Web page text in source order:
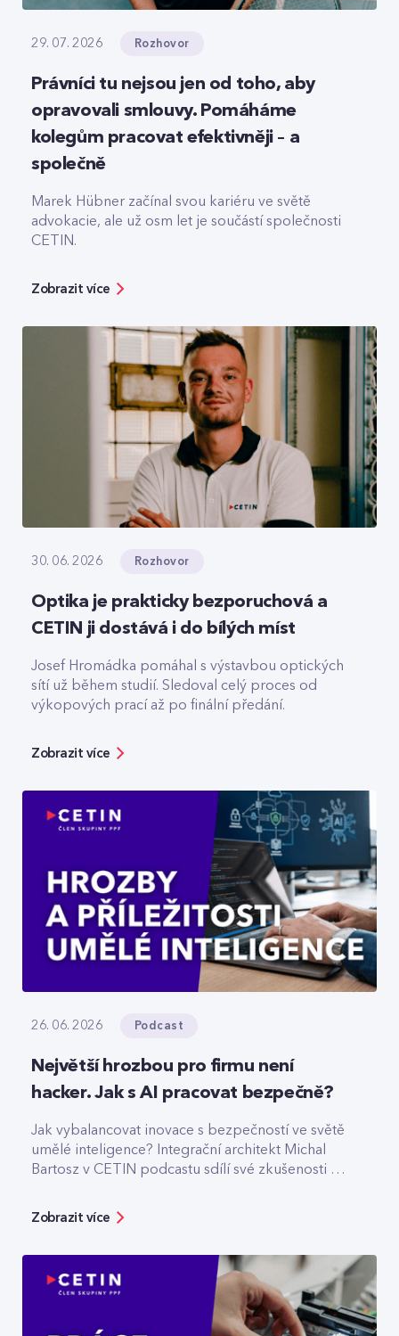
29. 07. 2026 Rozhovor
Právníci tu nejsou jen od toho, aby
opravovali smlouvy. Pomáháme
kolegům pracovat efektivněji – a
společně
Marek Hübner začínal svou kariéru ve světě
advokacie, ale už osm let je součástí společnosti
CETIN.
Zobrazit více
30. 06. 2026 Rozhovor
Optika je prakticky bezporuchová a
CETIN ji dostává i do bílých míst
Josef Hromádka pomáhal s výstavbou optických
sítí už během studií. Sledoval celý proces od
výkopových prací až po finální předání.
Zobrazit více
26. 06. 2026 Podcast
Největší hrozbou pro firmu není
hacker. Jak s AI pracovat bezpečně?
Jak vybalancovat inovace s bezpečností ve světě
umělé inteligence? Integrační architekt Michal
Bartosz v CETIN podcastu sdílí své zkušenosti s
bezpečnosti, ale zároveň ukazuje možnosti, jak
Zobrazit více